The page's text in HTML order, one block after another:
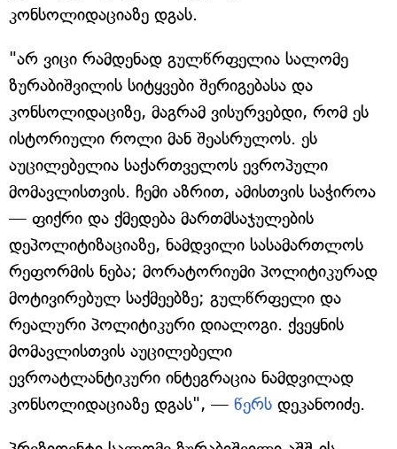
კონსოლიდაციაზე დგას.
"არ ვიცი რამდენად გულწრფელია სალომე
ზურაბიშვილის სიტყვები შერიგებასა და
კონსოლიდაციზე, მაგრამ ვისურვებდი, რომ ეს
ისტორიული როლი მან შეასრულოს. ეს
აუცილებელია საქართველოს ევროპული
მომავლისთვის. ჩემი აზრით, ამისთვის საჭიროა
— ფიქრი და ქმედება მართმსაჯულების
დეპოლიტიზაციაზე, ნამდვილი სასამართლოს
რეფორმის ნება; მორატორიუმი პოლიტიკურად
მოტივირებულ საქმეებზე; გულწრფელი და
რეალური პოლიტიკური დიალოგი. ქვეყნის
მომავლისთვის აუცილებელი
ევროატლანტიკური ინტეგრაცია ნამდვილად
კონსოლიდაციაზე დგას", — წერს დეკანოიძე.